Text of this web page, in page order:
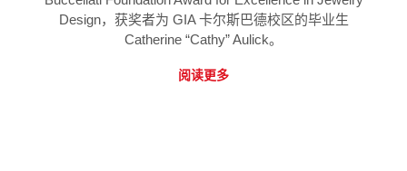
Design，获奖者为 GIA 卡尔斯巴德校区的毕业生
Catherine “Cathy” Aulick。
阅读更多